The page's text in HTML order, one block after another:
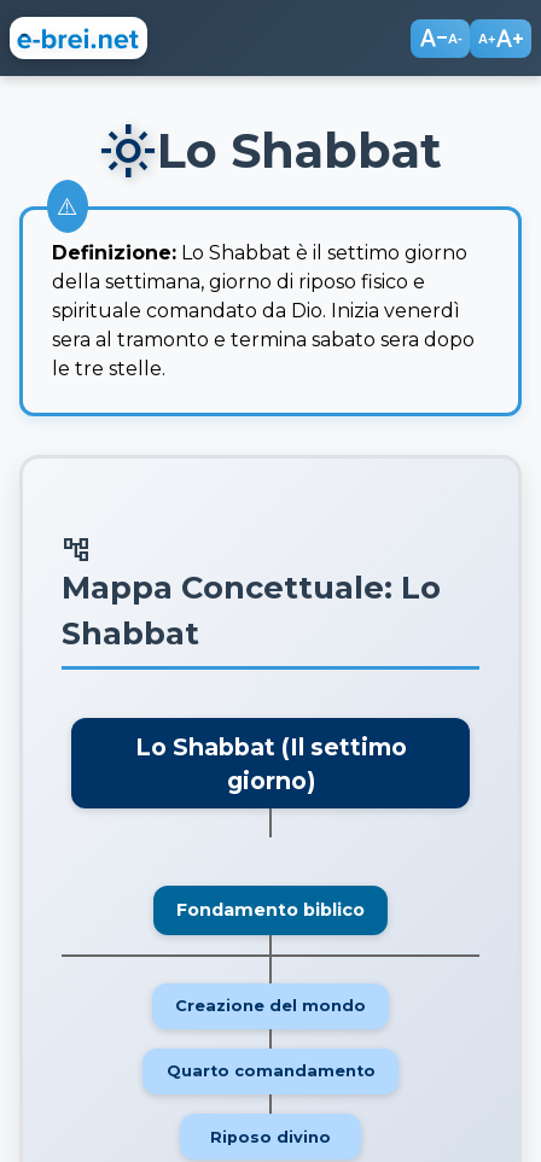
text_decreaseA- A+text_increase
light_modeLo Shabbat
Definizione: Lo Shabbat è il settimo giorno
della settimana, giorno di riposo fisico e
spirituale comandato da Dio. Inizia venerdì
sera al tramonto e termina sabato sera dopo
le tre stelle.
account_tree
Mappa Concettuale: Lo
Shabbat
Lo Shabbat (Il settimo
giorno)
Fondamento biblico
Creazione del mondo
Quarto comandamento
Riposo divino